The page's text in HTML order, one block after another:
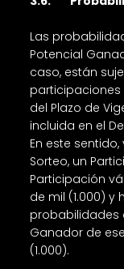
Las
Potencial
caso, están
del Plazo de
incluida en el
En este
Sorteo, un
Participación
de mil (1.000) y
probabilidades
Ganador de
(1.000).